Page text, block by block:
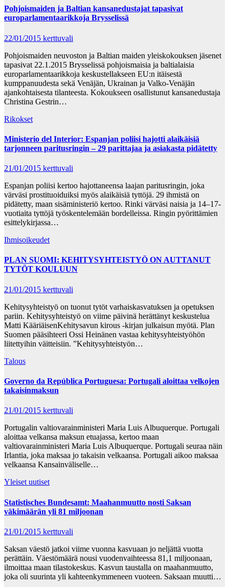
Pohjoismaiden ja Baltian kansanedustajat tapasivat
europarlamentaarikkoja Brysselissä
22/01/2015 kerttuvali
Pohjoismaiden neuvoston ja Baltian maiden yleiskokouksen jäsenet
tapasivat 22.1.2015 Brysselissä pohjoismaisia ja baltialaisia
europarlamentaarikkoja keskustellakseen EU:n itäisestä
kumppanuudesta sekä Venäjän, Ukrainan ja Valko-Venäjän
ajankohtaisesta tilanteesta. Kokoukseen osallistunut kansanedustaja
Christina Gestrin…
Rikokset
Ministerio del Interior: Espanjan poliisi hajotti alaikäisiä
tarjonneen paritusringin – 29 parittajaa ja asiakasta pidätetty
21/01/2015 kerttuvali
Espanjan poliisi kertoo hajottaneensa laajan paritusringin, joka
värväsi prostituoiduiksi myös alaikäisiä tyttöjä. 29 ihmistä on
pidätetty, maan sisäministeriö kertoo. Rinki värväsi naisia ja 14–17-
vuotiaita tyttöjä työskentelemään bordelleissa. Ringin pyörittämien
esittelykirjassa…
Ihmisoikeudet
PLAN SUOMI: KEHITYSYHTEISTYÖ ON AUTTANUT
TYTÖT KOULUUN
21/01/2015 kerttuvali
Kehitysyhteistyö on tuonut tytöt varhaiskasvatuksen ja opetuksen
pariin. Kehitysyhteistyö on viime päivinä herättänyt keskustelua
Matti KääriäisenKehitysavun kirous -kirjan julkaisun myötä. Plan
Suomen pääsihteeri Ossi Heinänen vastaa kehitysyhteistyöhön
liitettyihin väitteisiin. ”Kehitysyhteistyön…
Talous
Governo da República Portuguesa: Portugali aloittaa velkojen
takaisinmaksun
21/01/2015 kerttuvali
Portugalin valtiovarainministeri Maria Luis Albuquerque. Portugali
aloittaa velkansa maksun etuajassa, kertoo maan
valtiovarainministeri Maria Luis Albuquerque. Portugali seuraa näin
Irlantia, joka maksaa jo takaisin velkaansa. Portugali aikoo maksaa
velkaansa Kansainväliselle…
Yleiset uutiset
Statistisches Bundesamt: Maahanmuutto nosti Saksan
väkimäärän yli 81 miljoonan
21/01/2015 kerttuvali
Saksan väestö jatkoi viime vuonna kasvuaan jo neljättä vuotta
perättäin. Väestömäärä nousi vuodenvaihteessa 81,1 miljoonaan,
ilmoittaa maan tilastokeskus. Kasvun taustalla on maahanmuutto,
joka oli suurinta yli kahteenkymmeneen vuoteen. Saksaan muutti…